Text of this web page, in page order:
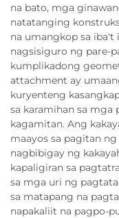
na bato, mga
natatanging
na umangkop sa iba't
nagsisiguro ng pare-
kumplikadong
attachment ay
kuryenteng
sa karamihan sa mga
kagamitan. Ang
maayos sa pagitan
nagbibigay ng
kapaligiran sa
sa mga uri ng
sa matapang na
napakaliit na pagpo-